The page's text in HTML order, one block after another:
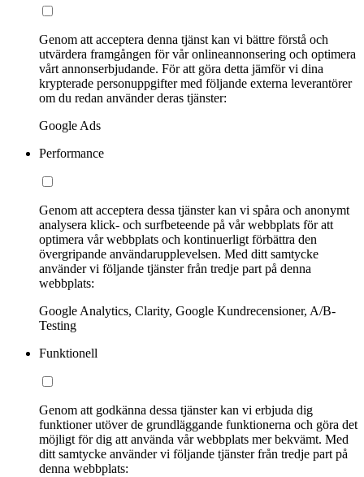
Genom att acceptera denna tjänst kan vi bättre förstå och
utvärdera framgången för vår onlineannonsering och optimera
vårt annonserbjudande. För att göra detta jämför vi dina
krypterade personuppgifter med följande externa leverantörer
om du redan använder deras tjänster:
Google Ads
Performance
Genom att acceptera dessa tjänster kan vi spåra och anonymt
analysera klick- och surfbeteende på vår webbplats för att
optimera vår webbplats och kontinuerligt förbättra den
övergripande användarupplevelsen. Med ditt samtycke
använder vi följande tjänster från tredje part på denna
webbplats:
Google Analytics, Clarity, Google Kundrecensioner, A/B-
Testing
Funktionell
Genom att godkänna dessa tjänster kan vi erbjuda dig
funktioner utöver de grundläggande funktionerna och göra det
möjligt för dig att använda vår webbplats mer bekvämt. Med
ditt samtycke använder vi följande tjänster från tredje part på
denna webbplats: